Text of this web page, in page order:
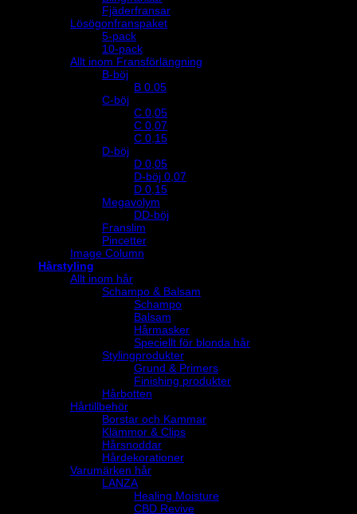
Fjäderfransar
Lösögonfranspaket
5-pack
10-pack
Allt inom Fransförlängning
B-böj
B 0.05
C-böj
C 0,05
C 0,07
C 0,15
D-böj
D 0,05
D-böj 0,07
D 0,15
Megavolym
DD-böj
Franslim
Pincetter
Image Column
Hårstyling
Allt inom hår
Schampo & Balsam
Schampo
Balsam
Hårmasker
Speciellt för blonda hår
Stylingprodukter
Grund & Primers
Finishing produkter
Hårbotten
Hårtillbehör
Borstar och Kammar
Klämmor & Clips
Hårsnoddar
Hårdekorationer
Varumärken hår
LANZA
Healing Moisture
CBD Revive